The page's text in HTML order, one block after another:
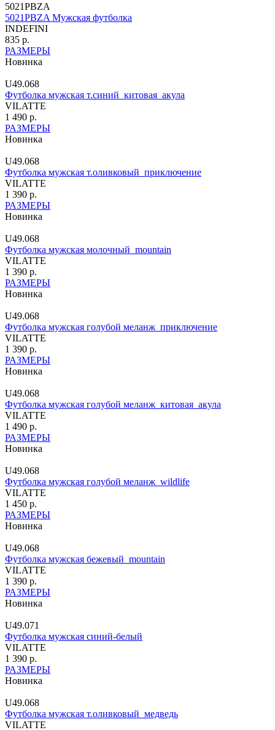
5021PBZA
5021PBZA Мужская футболка
INDEFINI
835 р.
РАЗМЕРЫ
Новинка
U49.068
Футболка мужская т.синий_китовая_акула
VILATTE
1 490 р.
РАЗМЕРЫ
Новинка
U49.068
Футболка мужская т.оливковый_приключение
VILATTE
1 390 р.
РАЗМЕРЫ
Новинка
U49.068
Футболка мужская молочный_mountain
VILATTE
1 390 р.
РАЗМЕРЫ
Новинка
U49.068
Футболка мужская голубой меланж_приключение
VILATTE
1 390 р.
РАЗМЕРЫ
Новинка
U49.068
Футболка мужская голубой меланж_китовая_акула
VILATTE
1 490 р.
РАЗМЕРЫ
Новинка
U49.068
Футболка мужская голубой меланж_wildlife
VILATTE
1 450 р.
РАЗМЕРЫ
Новинка
U49.068
Футболка мужская бежевый_mountain
VILATTE
1 390 р.
РАЗМЕРЫ
Новинка
U49.071
Футболка мужская синий-белый
VILATTE
1 390 р.
РАЗМЕРЫ
Новинка
U49.068
Футболка мужская т.оливковый_медведь
VILATTE